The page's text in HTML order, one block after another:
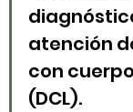
atención
con
(DCL).